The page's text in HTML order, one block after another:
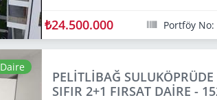
₺24.500.000 Portföy No:
Daire
PELİTLİBAĞ SULUKÖPRÜDE
SIFIR 2+1 FIRSAT DAİRE -